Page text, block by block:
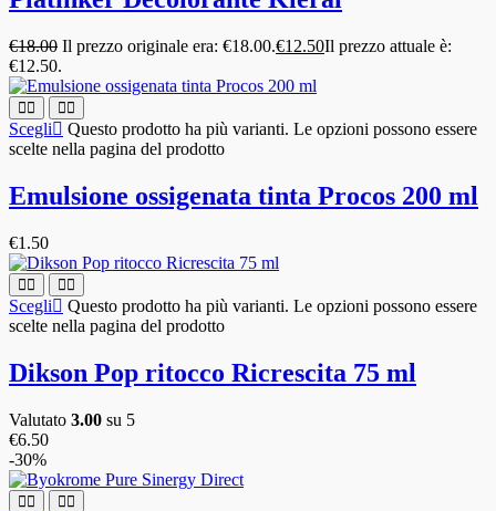
€18.00 Il prezzo originale era: €18.00.€12.50Il prezzo attuale è:
€12.50.
Scegli
Questo prodotto ha più varianti. Le opzioni possono essere
scelte nella pagina del prodotto
Emulsione ossigenata tinta Procos 200 ml
€1.50
Scegli
Questo prodotto ha più varianti. Le opzioni possono essere
scelte nella pagina del prodotto
Dikson Pop ritocco Ricrescita 75 ml
Valutato 3.00 su 5
€6.50
-30%